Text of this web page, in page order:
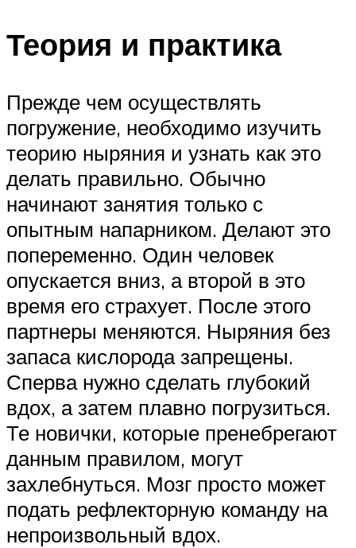
Теория и практика
Прежде чем осуществлять
погружение, необходимо изучить
теорию ныряния и узнать как это
делать правильно. Обычно
начинают занятия только с
опытным напарником. Делают это
попеременно. Один человек
опускается вниз, а второй в это
время его страхует. После этого
партнеры меняются. Ныряния без
запаса кислорода запрещены.
Сперва нужно сделать глубокий
вдох, а затем плавно погрузиться.
Те новички, которые пренебрегают
данным правилом, могут
захлебнуться. Мозг просто может
подать рефлекторную команду на
непроизвольный вдох.